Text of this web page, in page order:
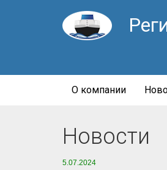
О компании
Новости
5.07.2024